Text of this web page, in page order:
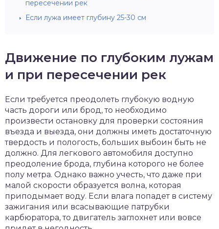
пересечении рек
Если лужа имеет глубину 25-30 см
Движение по глубоким лужам
и при пересечении рек
Если требуется преодолеть глубокую водную
часть дороги или брод, то необходимо
произвести остановку для проверки состояния
въезда и выезда, они должны иметь достаточную
твердость и пологость, больших выбоин быть не
должно. Для легкового автомобиля доступно
преодоление брода, глубина которого не более
полу метра. Однако важно учесть, что даже при
малой скорости образуется волна, которая
приподымает воду. Если влага попадет в систему
зажигания или всасывающие патрубки
карбюратора, то двигатель заглохнет или вовсе